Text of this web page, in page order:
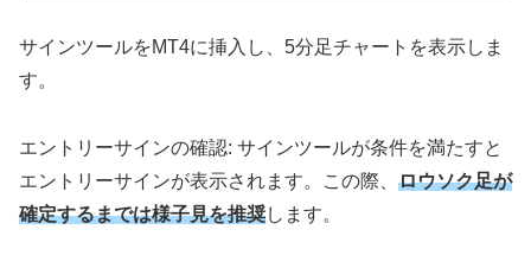
サインツールをMT4に挿入し、 5分足チャートを表示しま
す。
エントリーサインの確認: サインツールが条件を満たすと
エントリーサインが表示されます。この際、 ロウソク足が
確定するまでは様子見を推奨します。